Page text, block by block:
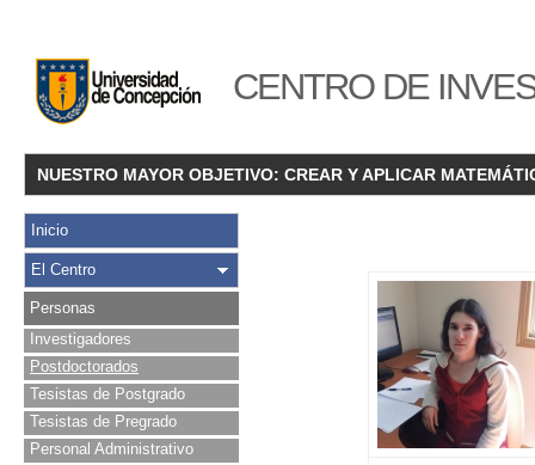
CENTRO DE
NUESTRO MAYOR OBJETIVO: CREAR Y APLICAR
Inicio
El Centro
Personas
Investigadores
Postdoctorados
Tesistas de Postgrado
Tesistas de Pregrado
Personal Administrativo